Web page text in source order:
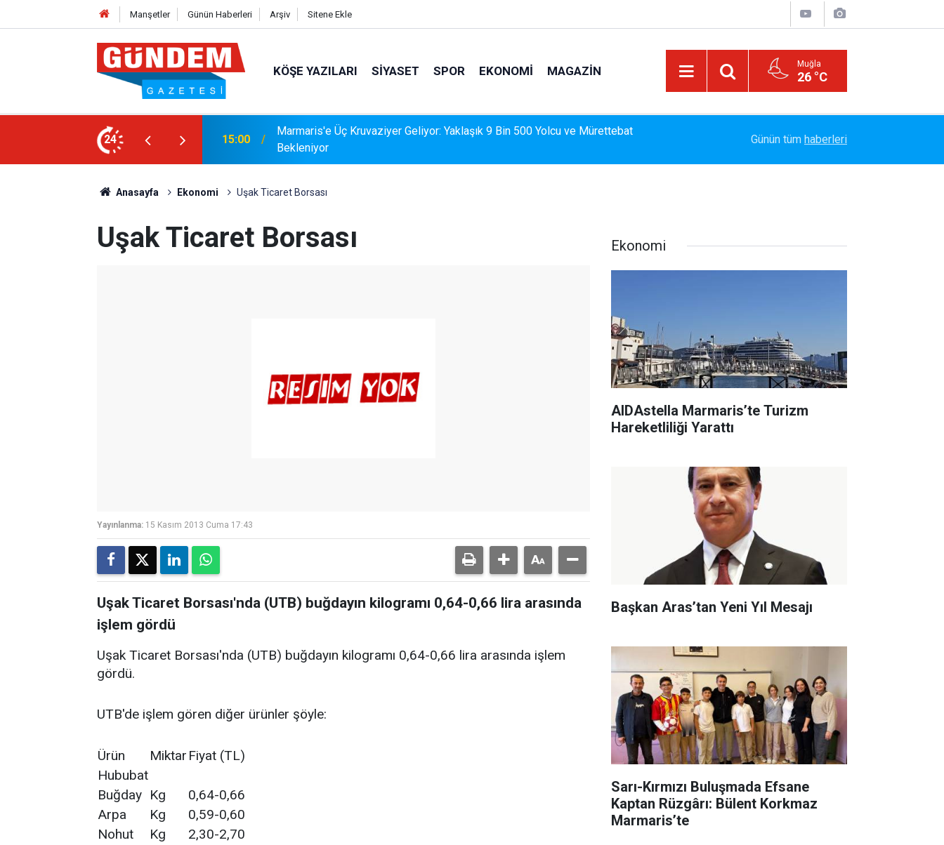
Manşetler Günün Haberleri Arşiv Sitene Ekle
KÖŞE YAZILARI SIYASET SPOR EKONOMI MAGAZIN Muğla
26 °C
24
9 Bin 500 Yolcu ve Mürettebat
14:17 MARMARİS'TE DERELERDE TEMİZLİK SEFERBERLİĞİ Bayram Arıcı: "Biz Bir Aileyiz" Anlayışıyla 12
Günün tüm haberleri
Anasayfa Ekonomi Uşak Ticaret Borsası
Uşak Ticaret Borsası
Yayınlanma: 15 Kasım 2013 Cuma 17:43
Uşak Ticaret Borsası'nda (UTB) buğdayın kilogramı 0,64-0,66 lira arasında
işlem gördü
Uşak Ticaret Borsası'nda (UTB) buğdayın kilogramı 0,64-0,66 lira arasında işlem
gördü.
UTB'de işlem gören diğer ürünler şöyle:
Ürün Miktar Fiyat (TL)
Hububat
Buğday Kg
0,64-0,66
Arpa
Kg
0,59-0,60
Nohut
Kg 2,30-2,70
Ekonomi
AIDAstella Marmaris’te Turizm
Hareketliliği Yarattı
Başkan Aras’tan Yeni Yıl Mesajı
Sarı-Kırmızı Buluşmada Efsane
Kaptan Rüzgârı: Bülent Korkmaz
Marmaris’te